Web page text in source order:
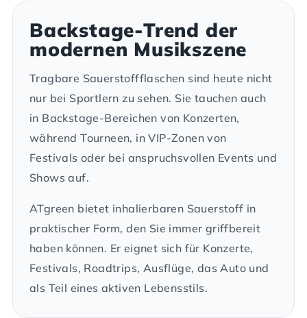
Backstage-Trend der
modernen Musikszene
Tragbare Sauerstoffflaschen sind heute nicht
nur bei Sportlern zu sehen. Sie tauchen auch
in Backstage-Bereichen von Konzerten,
während Tourneen, in VIP-Zonen von
Festivals oder bei anspruchsvollen Events und
Shows auf.
ATgreen bietet inhalierbaren Sauerstoff in
praktischer Form, den Sie immer griffbereit
haben können. Er eignet sich für Konzerte,
Festivals, Roadtrips, Ausflüge, das Auto und
als Teil eines aktiven Lebensstils.